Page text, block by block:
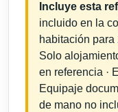
Incluye esta
incluido en la
habitación para
Solo
en referencia ·
Equipaje
de mano no